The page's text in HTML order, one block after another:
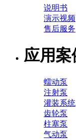
说明书
演示视频
售后服务
应用案
蠕动泵
注射泵
灌装系统
齿轮泵
柱塞泵
气动泵